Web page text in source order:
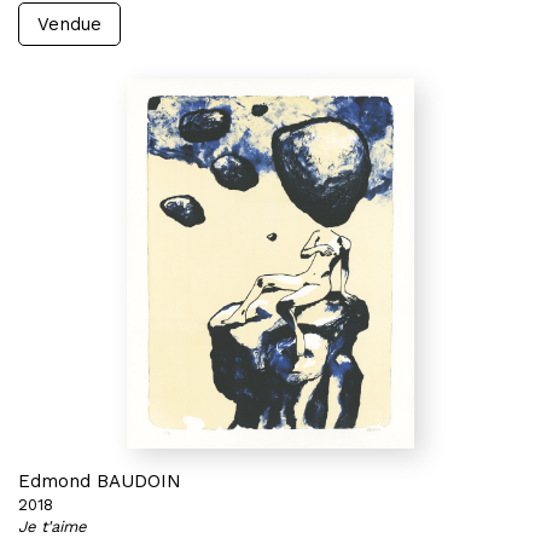
Vendue
Edmond BAUDOIN
2018
Je t'aime